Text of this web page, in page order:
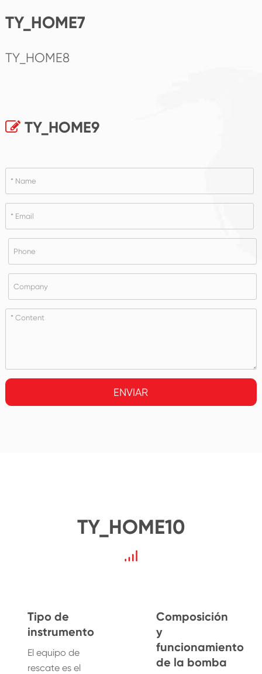
TY_HOME7
TY_HOME8
TY_HOME9
ENVIAR
TY_HOME10
Tipo de
instrumento
El equipo de
rescate es el
Composición
y
funcionamiento
de la bomba